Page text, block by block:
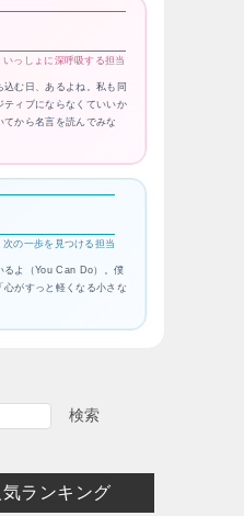
っしょに深呼吸する担当
込む日、あるよね。私も同
ティブにならなくていいか
てから名言を読んでみな
次の一歩を見つける担当
るよ（You Can Do）。僕
心がすっと軽くなる小さな
検索
ランキング